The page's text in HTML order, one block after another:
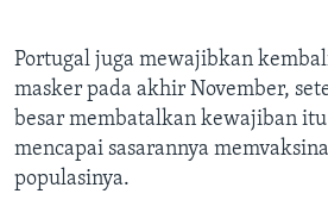
Portugal juga mewajibkan
masker pada akhir November,
besar membatalkan kewajiban
mencapai sasarannya
populasinya.